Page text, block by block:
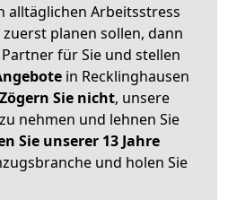
alltäglichen Arbeitsstress
planen sollen, dann
für Sie und stellen
in Recklinghausen
Zögern Sie nicht, unsere
nehmen und lehnen Sie
Sie unserer 13 Jahre
und holen Sie